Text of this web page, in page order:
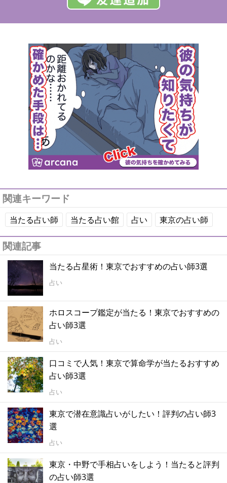
関連キーワード
当たる占い師 当たる占い館 占い 東京の占い師
関連記事
当たる占星術！東京でおすすめの占い師3選
占い
ホロスコープ鑑定が当たる！東京でおすすめの
占い師3選
占い
口コミで人気！東京で算命学が当たるおすすめ
占い師3選
占い
東京で潜在意識占いがしたい！評判の占い師3
選
占い
東京・中野で手相占いをしよう！当たると評判
の占い師3選